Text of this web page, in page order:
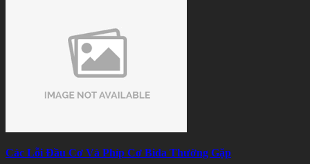
Các Lỗi Đầu Cơ Và Phíp Cơ Bida Thường Gặp